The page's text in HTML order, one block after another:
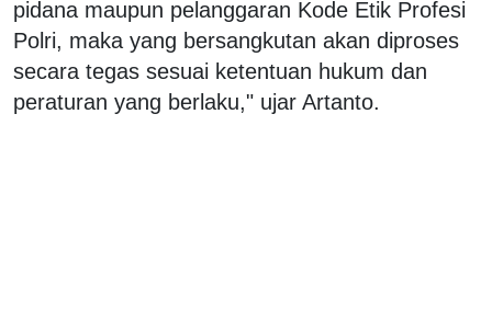
pidana maupun pelanggaran Kode Etik Profesi
Polri, maka yang bersangkutan akan diproses
secara tegas sesuai ketentuan hukum dan
peraturan yang berlaku," ujar Artanto.